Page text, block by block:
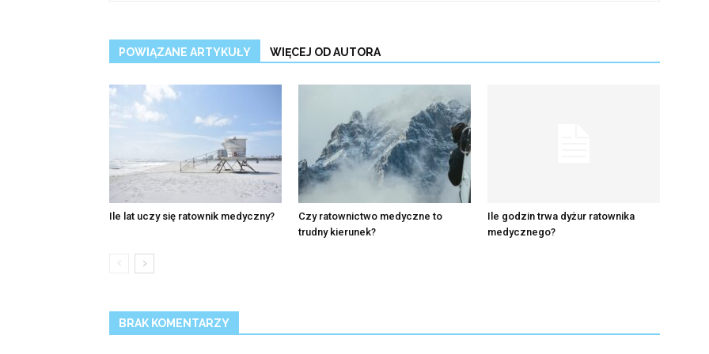
POWIĄZANE ARTYKUŁY WIĘCEJ OD AUTORA
Ile lat uczy się ratownik medyczny?
Czy ratownictwo medyczne to
trudny kierunek?
Ile godzin trwa dyżur ratownika
medycznego?
BRAK KOMENTARZY